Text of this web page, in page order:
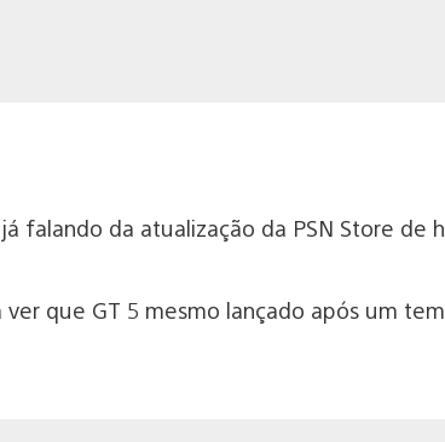
falando da atualização da PSN Store de
ver que GT 5 mesmo lançado após um